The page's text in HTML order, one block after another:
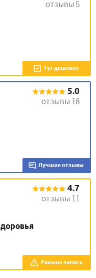
отзывы 5
Тут дешевле
5.0
отзывы 18
Лучшие отзывы
4.7
отзывы 11
Раньше запись